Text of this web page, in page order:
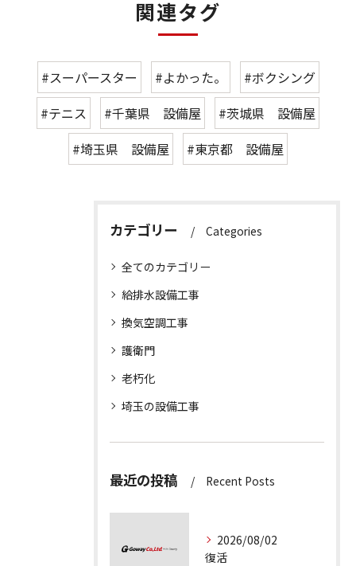
関連タグ
#スーパースター #よかった。
#ボクシング
#テニス
#千葉県 設備屋
#茨城県 設備屋
#埼玉県 設備屋
#東京都 設備屋
カテゴリー Categories
全てのカテゴリー
給排水設備工事
換気空調工事
護衛門
老朽化
埼玉の設備工事
最近の投稿 Recent Posts
2026/08/02
復活